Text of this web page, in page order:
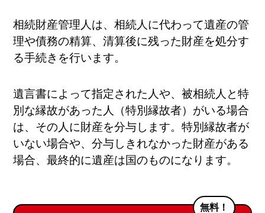
相続財産管理人は、相続人に代わって遺産の管
理や債務の精算、清算後に残った財産を処分す
る手続きを行います。
遺言書によって指定された人や、被相続人と特
別な縁故があった人（特別縁故者）がいる場合
は、その人に財産を分与します。特別縁故者が
いない場合や、分与しきれなかった財産がある
場合、最終的に遺産は国のものになります。
無料！